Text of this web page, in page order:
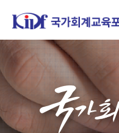
홈페이지가 새롭게
한국조세재정연구